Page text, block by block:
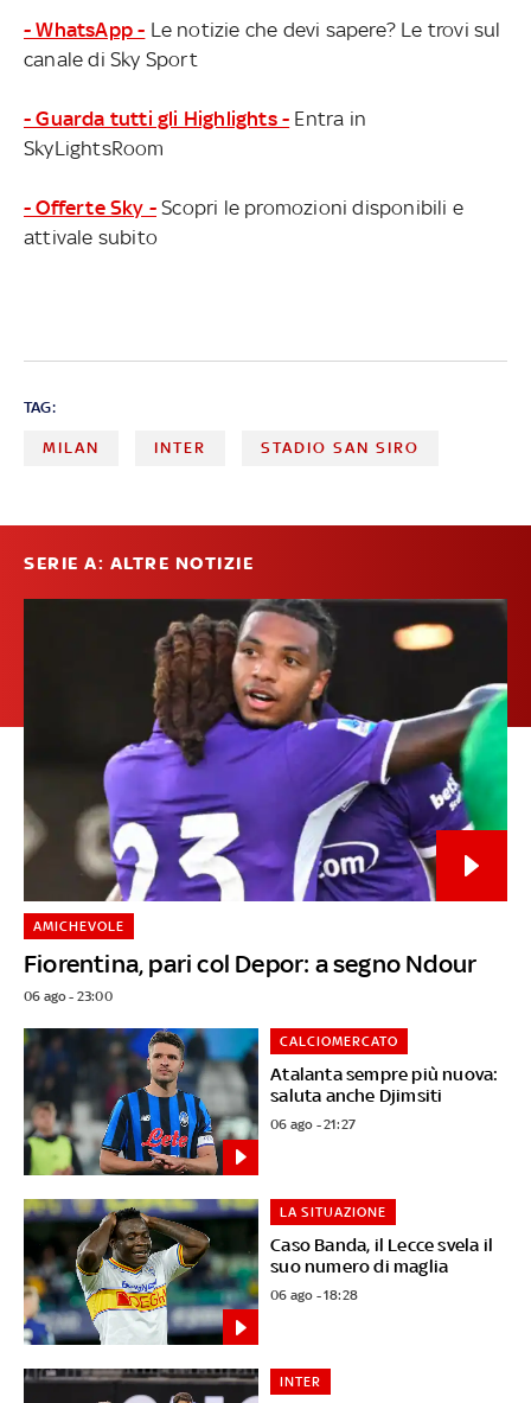
- WhatsApp - Le notizie che devi sapere? Le trovi sul
canale di Sky Sport
- Guarda tutti gli Highlights - Entra in
SkyLightsRoom
- Offerte Sky - Scopri le promozioni disponibili e
attivale subito
TAG:
MILAN INTER STADIO SAN SIRO
SERIE A: ALTRE NOTIZIE
Fiorentina, pari col Depor: a segno Ndour
AMICHEVOLE
06 ago - 23:00
Atalanta sempre più nuova:
saluta anche Djimsiti
CALCIOMERCATO
06 ago - 21:27
Caso Banda, il Lecce svela il
suo numero di maglia
LA SITUAZIONE
06 ago - 18:28
INTER